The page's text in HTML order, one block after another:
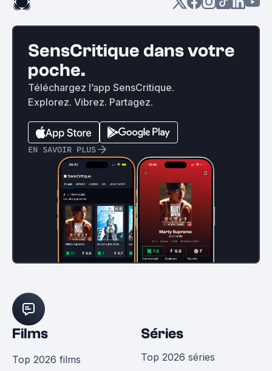
SensCritique dans votre
poche.
Téléchargez l’app SensCritique.
Explorez. Vibrez. Partagez.
EN SAVOIR PLUS
Films
Top 2026 films
Séries
Top 2026 séries